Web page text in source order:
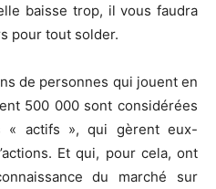
baisse trop, il vous faudra
pour tout solder.
de personnes qui jouent en
500 000 sont considérées
« actifs », qui gèrent eux-
Et qui, pour cela, ont
du marché sur